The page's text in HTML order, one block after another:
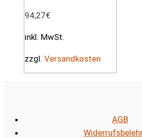
94,27€
inkl. MwSt.
zzgl. Versandkosten
AGB